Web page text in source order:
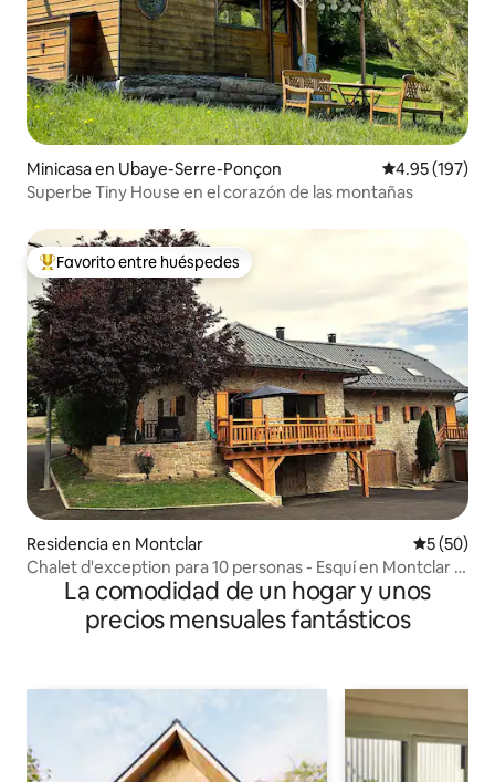
Minicasa en Ubaye-Serre-Ponçon Calificación
4.95 (197)
Superbe Tiny House en el corazón de las montañas
De los mejores en Favorito entre huéspedes
Favorito entre huéspedes
Residencia en Montclar
5 (50)
Chalet d'exception para 10 personas - Esquí en Montclar -
Lago a 10 minutos
La comodidad de un hogar y unos
precios mensuales fantásticos